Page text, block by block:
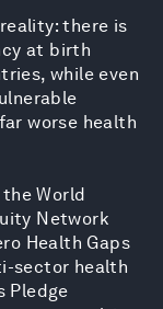
there is
at birth
while even
worse health
World
Network
Health Gaps
sector health
Pledge